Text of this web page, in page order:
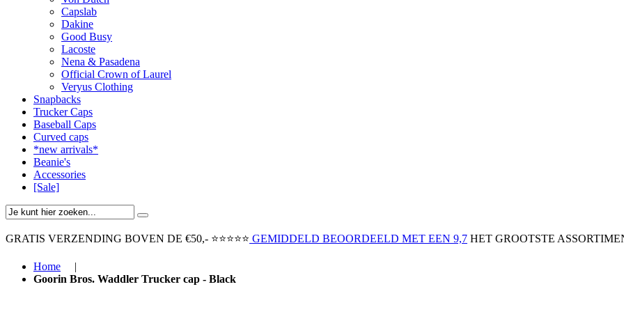
Capslab
Dakine
Good Busy
Lacoste
Nena & Pasadena
Official Crown of Laurel
Veryus Clothing
Snapbacks
Trucker Caps
Baseball Caps
Curved caps
*new arrivals*
Beanie's
Accessories
[Sale]
GRATIS VERZENDING BOVEN ​DE €50,-​ ⭐⭐⭐⭐⭐ GEMIDDELD BEOORDEELD MET EEN 9,7 HET GROOTSTE
Home
|
Goorin Bros. Waddler Trucker cap - Black